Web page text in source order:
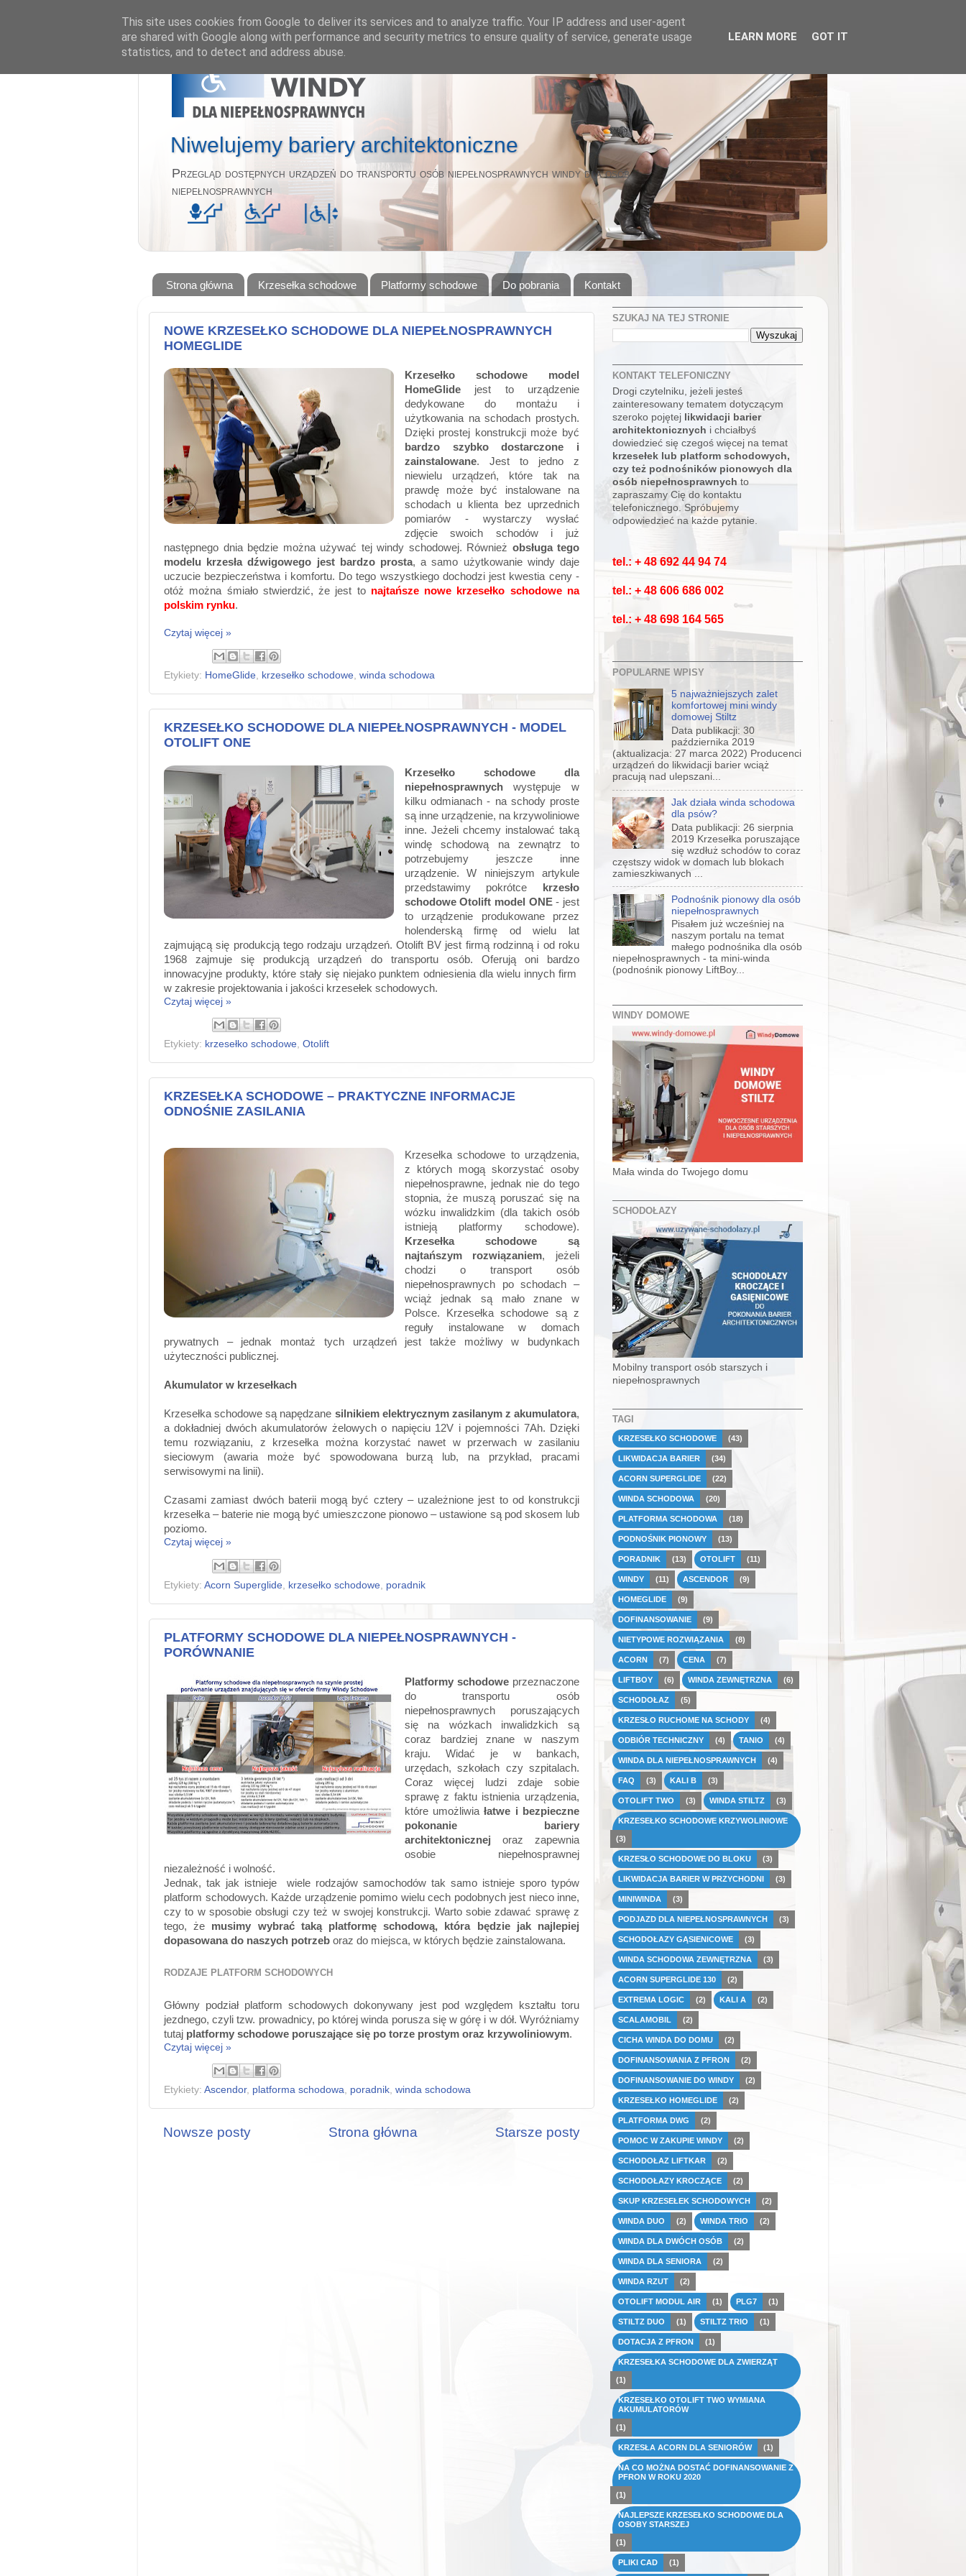
Niwelujemy bariery architektoniczne
Przegląd dostępnych urządzeń do transportu osób niepełnosprawnych windy dla osób
niepełnosprawnych
Strona główna Krzesełka schodowe Platformy schodowe Do pobrania Kontakt
NOWE KRZESEŁKO SCHODOWE DLA NIEPEŁNOSPRAWNYCH
HOMEGLIDE
Krzesełko schodowe model
HomeGlidejest to urządzenie
dedykowane do montażu i
użytkowania na schodach prostych.
Dzięki prostej konstrukcji może być
bardzo szybko dostarczone i
zainstalowane. Jest to jedno z
niewielu urządzeń, które tak na
prawdę może być instalowane na
schodach u klienta bez uprzednich
pomiarów - wystarczy wysłać
zdjęcie swoich schodów i już
następnego dnia będzie można używać tej windy schodowej. Również obsługa tego
modelu krzesła dźwigowego jest bardzo prosta, a samo użytkowanie windy daje
uczucie bezpieczeństwa i komfortu. Do tego wszystkiego dochodzi jest kwestia ceny -
otóż można śmiało stwierdzić, że jest to najtańsze nowe krzesełko schodowe na
polskim rynku.
Czytaj więcej »
Etykiety: HomeGlide, krzesełko schodowe, winda schodowa
KRZESEŁKO SCHODOWE DLA NIEPEŁNOSPRAWNYCH - MODEL
OTOLIFT ONE
Krzesełko schodowe dla
niepełnosprawnychwystępuje w
kilku odmianach - na schody proste
są inne urządzenie, na krzywoliniowe
inne. Jeżeli chcemy instalować taką
windę schodową na zewnątrz to
potrzebujemy jeszcze inne
urządzenie. W niniejszym artykule
przedstawimy pokrótce krzesło
schodowe Otolift model ONE- jest
to urządzenie produkowane przez
holenderską firmę od wielu lat
zajmującą się produkcją tego rodzaju urządzeń. Otolift BV jest firmą rodzinną i od roku
1968 zajmuje się produkcją urządzeń do transportu osób. Oferują oni bardzo
innowacyjne produkty, które stały się niejako punktem odniesienia dla wielu innych firm
w zakresie projektowania i jakości krzesełek schodowych.
Czytaj więcej »
Etykiety: krzesełko schodowe, Otolift
KRZESEŁKA SCHODOWE – PRAKTYCZNE INFORMACJE
ODNOŚNIE ZASILANIA
Krzesełka schodowe to urządzenia,
z których mogą skorzystać osoby
niepełnosprawne, jednak nie do tego
stopnia, że muszą poruszać się na
wózku inwalidzkim (dla takich osób
istnieją platformy schodowe).
Krzesełka schodowe są
najtańszym rozwiązaniem, jeżeli
chodzi o transport osób
niepełnosprawnych po schodach –
wciąż jednak są mało znane w
Polsce. Krzesełka schodowe są z
reguły instalowane w domach
prywatnych – jednak montaż tych urządzeń jest także możliwy w budynkach
użyteczności publicznej.
Akumulator w krzesełkach
Krzesełka schodowe są napędzane silnikiem elektrycznym zasilanym z akumulatora,
a dokładniej dwóch akumulatorów żelowych o napięciu 12V i pojemności 7Ah. Dzięki
temu rozwiązaniu, z krzesełka można korzystać nawet w przerwach w zasilaniu
sieciowym (awaria może być spowodowana burzą lub, na przykład, pracami
serwisowymi na linii).
Czasami zamiast dwóch baterii mogą być cztery – uzależnione jest to od konstrukcji
krzesełka – baterie nie mogą być umieszczone pionowo – ustawione są pod skosem lub
poziomo.
Czytaj więcej »
Etykiety: Acorn Superglide krzesełko schodowe poradnik
PLATFORMY SCHODOWE DLA NIEPEŁNOSPRAWNYCH -
PORÓWNANIE
Platformy schodoweprzeznaczone
do transportu osób
niepełnosprawnych poruszających
się na wózkach inwalidzkich są
coraz bardziej znane w naszym
kraju. Widać je w bankach,
urzędach, szkołach czy szpitalach.
Coraz więcej ludzi zdaje sobie
sprawę z faktu istnienia urządzenia,
które umożliwiałatwe i bezpieczne
pokonanie bariery
architektonicznej oraz zapewnia
osobie niepełnosprawnej
niezależność i wolność.
Jednak, tak jak istnieje wiele rodzajów samochodów tak samo istnieje sporo typów
platform schodowych. Każde urządzenie pomimo wielu cech podobnych jest nieco inne,
czy to w sposobie obsługi czy też w swojej konstrukcji. Warto sobie zdawać sprawę z
tego, że musimy wybrać taką platformę schodową, która będzie jak najlepiej
dopasowana do naszych potrzeb oraz do miejsca, w których będzie zainstalowana.
RODZAJE PLATFORM SCHODOWYCH
Główny podział platform schodowych dokonywany jest pod względem kształtu toru
jezdnego, czyli tzw. prowadnicy, po której winda porusza się w górę i w dół. Wyróżniamy
tutaj platformy schodowe poruszające się po torze prostym oraz krzywoliniowym.
Czytaj więcej »
Etykiety: Ascendor, platforma schodowa, poradnik, winda schodowa
Nowsze posty Starsze posty
Strona główna
SZUKAJ NA TEJ STRONIE
KONTAKT TELEFONICZNY
Drogi czytelniku, jeżeli jesteś
zainteresowany tematem dotyczącym
szeroko pojętej likwidacji barier
architektonicznych i chciałbyś
dowiedzieć się czegoś więcej na temat
krzesełek lub platform schodowych,
czy też podnośników pionowych dla
osób niepełnosprawnych to
zapraszamy Cię do kontaktu
telefonicznego. Spróbujemy
odpowiedzieć na każde pytanie.
tel.: + 48 692 44 94 74
tel.: + 48 606 686 002
tel.: + 48 698 164 565
POPULARNE WPISY
5 najważniejszych zalet
komfortowej mini windy
domowej Stiltz
Data publikacji: 30
października 2019
(aktualizacja: 27 marca 2022) Producenci
urządzeń do likwidacji barier wciąż
pracują nad ulepszani...
Jak działa winda schodowa
dla psów?
Data publikacji: 26 sierpnia
2019 Krzesełka poruszające
się wzdłuż schodów to coraz
częstszy widok w domach lub blokach
zamieszkiwanych ...
Podnośnik pionowy dla osób
niepełnosprawnych
Pisałem już wcześniej na
naszym portalu na temat
małego podnośnika dla osób
niepełnosprawnych - ta mini-winda
(podnośnik pionowy LiftBoy...
WINDY DOMOWE
Mała winda do Twojego domu
SCHODOŁAZY
Mobilny transport osób starszych i
niepełnosprawnych
TAGI
KRZESEŁKO SCHODOWE (43)
LIKWIDACJA BARIER (34)
ACORN SUPERGLIDE (22)
WINDA SCHODOWA (20)
PLATFORMA SCHODOWA (18)
PODNOŚNIK PIONOWY (13)
PORADNIK (13) OTOLIFT (11)
WINDY (11) ASCENDOR (9)
HOMEGLIDE (9)
DOFINANSOWANIE (9)
NIETYPOWE ROZWIĄZANIA (8)
ACORN (7) CENA (7)
LIFTBOY (6) WINDA ZEWNĘTRZNA (6)
SCHODOŁAZ (5)
KRZESŁO RUCHOME NA SCHODY (4)
ODBIÓR TECHNICZNY (4) TANIO (4)
WINDA DLA NIEPEŁNOSPRAWNYCH (4)
FAQ (3) KALI B (3)
OTOLIFT TWO (3) WINDA STILTZ (3)
KRZESEŁKO SCHODOWE KRZYWOLINIOWE
(3)
KRZESŁO SCHODOWE DO BLOKU (3)
LIKWIDACJA BARIER W PRZYCHODNI (3)
MINIWINDA (3)
PODJAZD DLA NIEPEŁNOSPRAWNYCH (3)
SCHODOŁAZY GĄSIENICOWE (3)
WINDA SCHODOWA ZEWNĘTRZNA (3)
ACORN SUPERGLIDE 130 (2)
EXTREMA LOGIC (2) KALI A (2)
SCALAMOBIL (2)
CICHA WINDA DO DOMU (2)
DOFINANSOWANIA Z PFRON (2)
DOFINANSOWANIE DO WINDY (2)
KRZESEŁKO HOMEGLIDE (2)
PLATFORMA DWG (2)
POMOC W ZAKUPIE WINDY (2)
SCHODOŁAZ LIFTKAR (2)
SCHODOŁAZY KROCZĄCE (2)
SKUP KRZESEŁEK SCHODOWYCH (2)
WINDA DUO (2) WINDA TRIO (2)
WINDA DLA DWÓCH OSÓB (2)
WINDA DLA SENIORA (2)
WINDA RZUT (2)
OTOLIFT MODUL AIR (1) PLG7 (1)
STILTZ DUO (1) STILTZ TRIO (1)
DOTACJA Z PFRON (1)
KRZESEŁKA SCHODOWE DLA ZWIERZĄT
(1)
KRZESEŁKO OTOLIFT TWO WYMIANA
AKUMULATORÓW
(1)
KRZESŁA ACORN DLA SENIORÓW (1)
NA CO MOŻNA DOSTAĆ DOFINANSOWANIE Z
PFRON W ROKU 2020
(1)
NAJLEPSZE KRZESEŁKO SCHODOWE DLA
OSOBY STARSZEJ
(1)
PLIKI CAD (1)
This site uses cookies from Google to deliver its services and to analyze traffic. Your IP address and user-agent
are shared with Google along with performance and security metrics to ensure quality of service, generate usage
statistics, and to detect and address abuse.
LEARN MORE GOT IT